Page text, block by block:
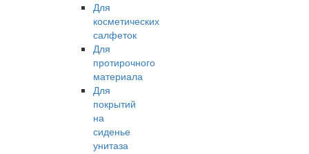
Для
косметических
салфеток
Для
протирочного
материала
Для
покрытий
на
сиденье
унитаза